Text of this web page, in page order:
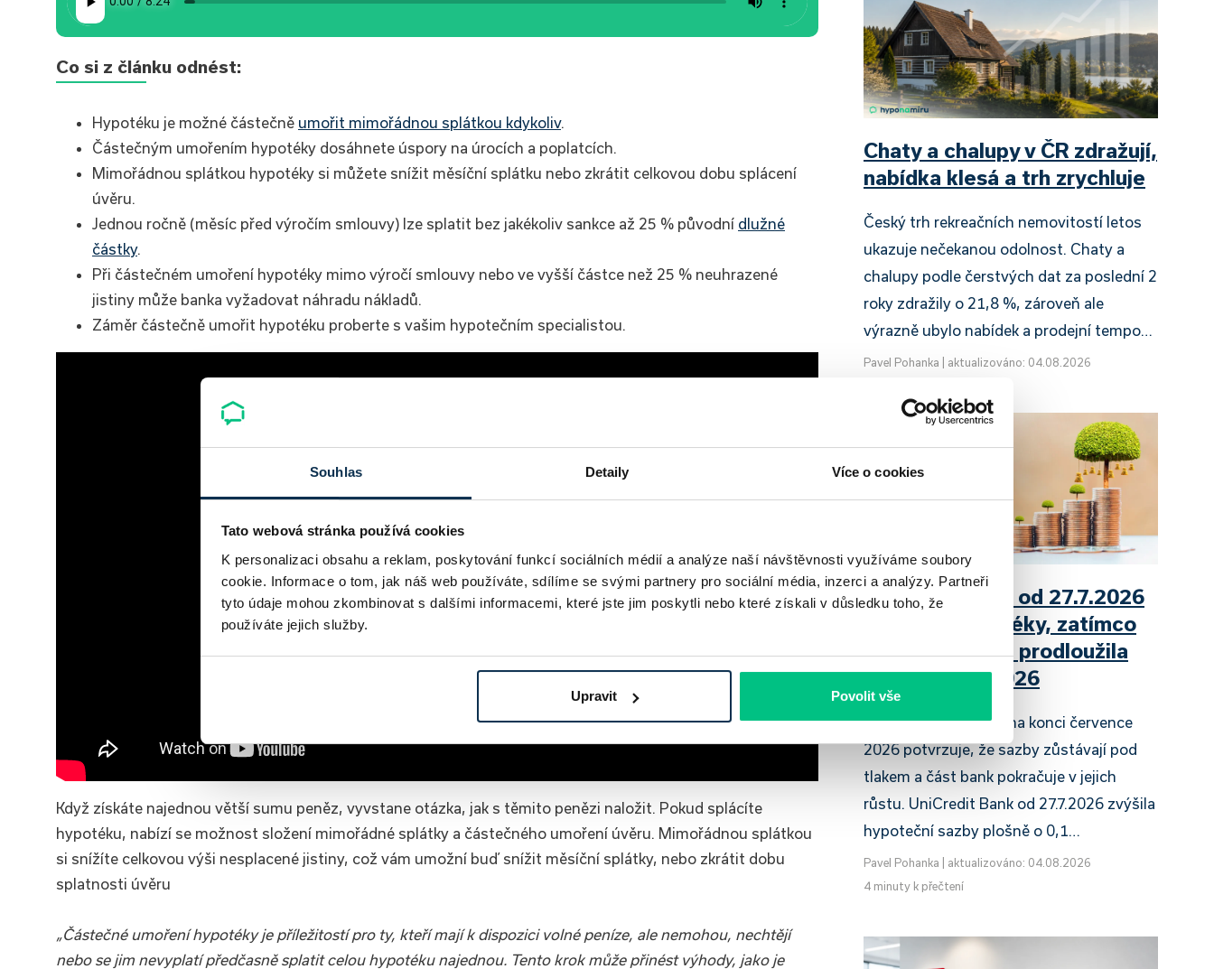
Souhlas Detaily Více o cookies
Tato webová stránka používá cookies
K personalizaci obsahu a reklam, poskytování funkcí sociálních médií a analýze naší návštěvnosti využíváme soubory
cookie. Informace o tom, jak náš web používáte, sdílíme se svými partnery pro sociální média, inzerci a analýzy. Partneři
tyto údaje mohou zkombinovat s dalšími informacemi, které jste jim poskytli nebo které získali v důsledku toho, že
používáte jejich služby.
Upravit Povolit vše
Co si z článku odnést:
Hypotéku je možné částečně umořit mimořádnou splátkou kdykoliv.
Částečným umořením hypotéky dosáhnete úspory na úrocích a poplatcích.
Mimořádnou splátkou hypotéky si můžete snížit měsíční splátku nebo zkrátit celkovou dobu splácení
úvěru.
Jednou ročně (měsíc před výročím smlouvy) lze splatit bez jakékoliv sankce až 25 % původní dlužné
částky.
Při částečném umoření hypotéky mimo výročí smlouvy nebo ve vyšší částce než 25 % neuhrazené
jistiny může banka vyžadovat náhradu nákladů.
Záměr částečně umořit hypotéku proberte s vašim hypotečním specialistou.
Když získáte najednou větší sumu peněz, vyvstane otázka, jak s těmito penězi naložit. Pokud splácíte
hypotéku, nabízí se možnost složení mimořádné splátky a částečného umoření úvěru. Mimořádnou splátkou
si snížíte celkovou výši nesplacené jistiny, což vám umožní buď snížit měsíční splátky, nebo zkrátit dobu
splatnosti úvěru
„Částečné umoření hypotéky je příležitostí pro ty, kteří mají k dispozici volné peníze, ale nemohou, nechtějí
nebo se jim nevyplatí předčasně splatit celou hypotéku najednou. Tento krok může přinést výhody, jako je
Chaty a chalupy v ČR zdražují,
nabídka klesá a trh zrychluje
Český trh rekreačních nemovitostí letos
ukazuje nečekanou odolnost. Chaty a
chalupy podle čerstvých dat za poslední 2
roky zdražily o 21,8 %, zároveň ale
výrazně ubylo nabídek a prodejní tempo…
Pavel Pohanka aktualizováno: 04.08.2026
UniCredit Bank od 27.7.2026
zdražuje hypotéky, zatímco
Raiffeisenbank prodloužila
slevu do 6.9.2026
Český hypoteční trh na konci července
2026 potvrzuje, že sazby zůstávají pod
tlakem a část bank pokračuje v jejich
růstu. UniCredit Bank od 27.7.2026 zvýšila
hypoteční sazby plošně o 0,1…
Pavel Pohanka
aktualizováno: 04.08.2026
4 minuty k přečtení